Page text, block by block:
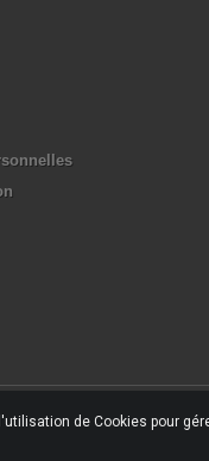
de Cookies pour